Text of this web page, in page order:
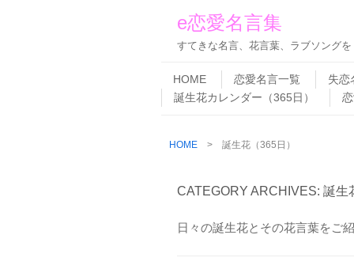
e恋愛名言集
すてきな名言、花言葉、ラブソングを
Menu
Skip to content
HOME
恋愛名言一覧
失恋
誕生花カレンダー（365日）
HOME > 誕生花（365日）
CATEGORY ARCHIVES: 誕生
日々の誕生花とその花言葉をご